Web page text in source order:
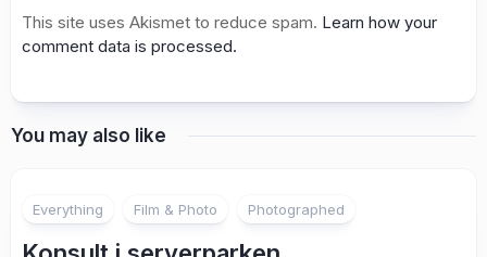
This site uses Akismet to reduce spam. Learn how your
comment data is processed.
You may also like
Everything Film & Photo Photographed